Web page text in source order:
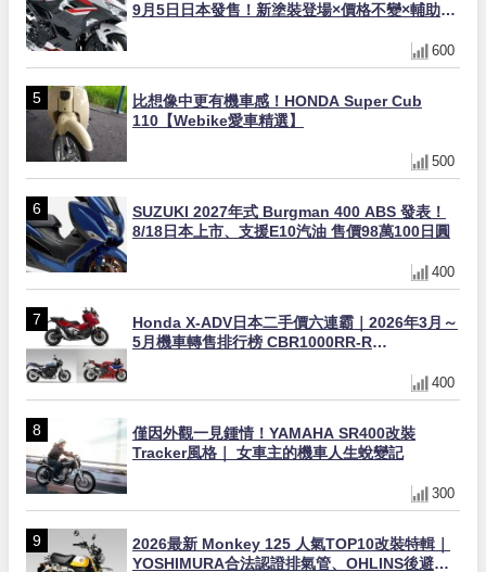
9月5日日本發售！新塗裝登場×價格不變×輔助滑
600
比想像中更有機車感！HONDA Super Cub
110【Webike愛車精選】
500
SUZUKI 2027年式 Burgman 400 ABS 發表！
8/18日本上市、支援E10汽油 售價98萬100日圓
400
Honda X-ADV日本二手價六連霸｜2026年3月～
5月機車轉售排行榜 CBR1000RR-R
400
僅因外觀一見鍾情！YAMAHA SR400改裝
Tracker風格｜ 女車主的機車人生蛻變記
300
2026最新 Monkey 125 人氣TOP10改裝特輯｜
YOSHIMURA合法認證排氣管、OHLINS後避